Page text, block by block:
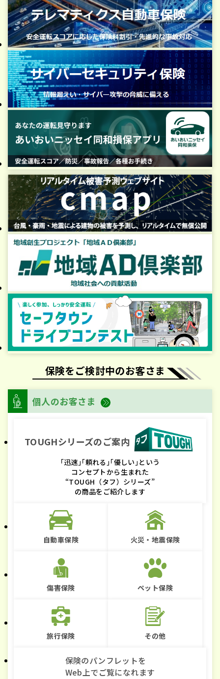
2023年10月20日 ビッグモーター社による不適切な自動車保
険金請求に対する対応状況について（続報
④）
2023年9月20日
ビッグモーター社による不適切な自動車保
険金請求に対する対応状況について（続報
③）（最終更新日：2023年10月16日）
2023年8月29日
ビッグモーター社による不適切な自動車保
険金請求に対する対応状況について（続報
②）（最終更新日：2023年10月16日）
2023年8月23日
ビッグモーター社による不適切な自動車保
険金請求に対する対応状況について（最終
更新日：2023年10月16日）
2023年7月31日
ビッグモーター社による不適切な保険金請
求に関する「お客さまサポートデスク」の
開設について（最終更新日：2023年10月
16日）
保険をご検討中のお客さま
個人のお客さま
TOUGHシリーズのご案内
｢迅速｣｢頼れる｣｢優しい｣という
コンセプトから生まれた
“TOUGH（タフ）シリーズ”
の商品をご紹介します
自動車保険 火災・地震保険
傷害保険 ペット保険
旅行保険 その他
保険のパンフレットを
Web上でご覧になれます